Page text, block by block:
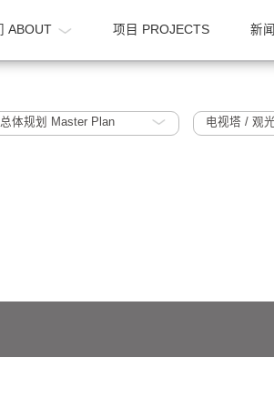
关于我们 ABOUT 项目
总体规划 Master Plan